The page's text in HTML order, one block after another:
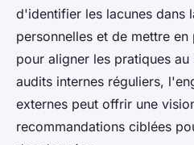
d'identifier les lacunes dans
personnelles et de mettre
pour aligner les pratiques au
audits internes réguliers,
externes peut offrir une
recommandations ciblées